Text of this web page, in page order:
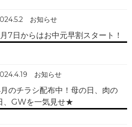
お知らせ
7日からはお中元早割スタート！
お知らせ
のチラシ配布中！母の日、肉の
、GWを一気見せ★